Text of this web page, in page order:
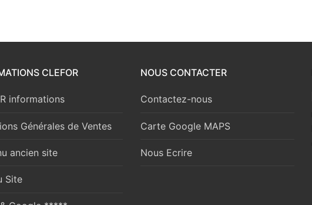
CLEFOR
informations
Générales de Ventes
ancien site
Site
NOUS CONTACTER
Contactez-nous
Carte Google MAPS
Nous Ecrire